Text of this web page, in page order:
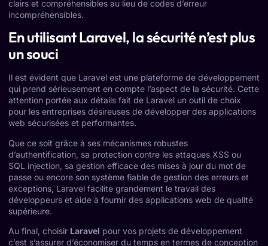
clairs et compréhensibles au lieu de codes d’erreur
incompréhensibles.
En utilisant Laravel, la sécurité n’est plus
un souci
Il est évident que Laravel est une plateforme de développement
qui prend sérieusement en compte l’aspect de la sécurité. Cette
attention portée aux détails fait de Laravel un outil de choix
pour les entreprises désireuses de développer des applications
web sécurisées et performantes.
Que ce soit grâce à ses mécanismes robustes
d’authentification, sa protection contre les attaques XSS ou
SQL injection, sa gestion efficace des mises à jour du mot de
passe ou encore son système fiable de gestion des erreurs et
exceptions, Laravel facilite grandement le travail des
développeurs et aide à fournir des applications web de qualité
supérieure.
Au final, choisir Laravel pour vos projets de développement
c’est s’assurer d’économiser du temps en termes de conception